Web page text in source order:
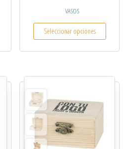
VASOS
Seleccionar opciones
Este